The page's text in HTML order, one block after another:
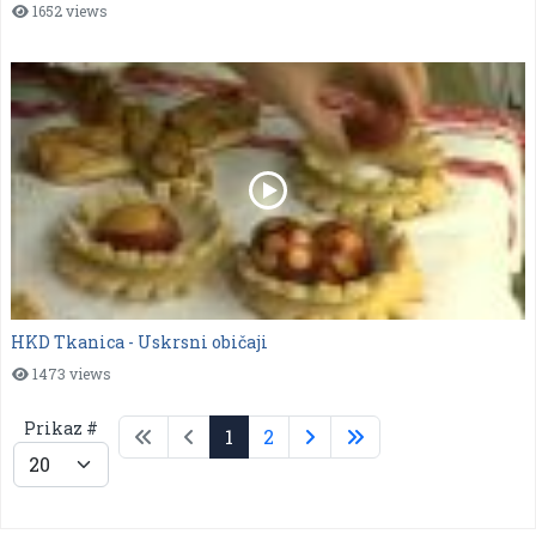
1652 views
HKD Tkanica - Uskrsni običaji
1473 views
Prikaz # 1 2